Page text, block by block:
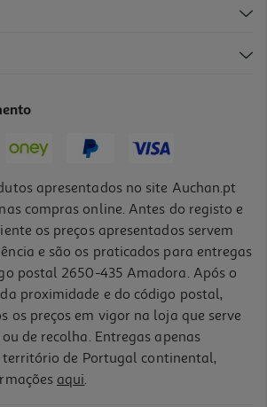
apresentados no site Auchan.pt
compras online. Antes do registo e
os preços apresentados servem
e são os praticados para entregas
postal 2650-435 Amadora. Após o
proximidade e do código postal,
os preços em vigor na loja que serve
de recolha. Entregas apenas
território de Portugal continental,
aqui.